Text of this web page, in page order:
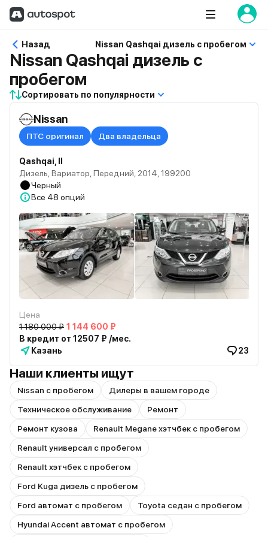
Назад Nissan Qashqai дизель с пробегом
Nissan Qashqai дизель с
пробегом
Сортировать по популярности
Nissan
ПТС оригинал Два владельца
Qashqai, II
Дизель, Вариатор, Передний, 2014, 199200
Черный
Все 48 опций
Цена
1 180 000 ₽ 1 144 600 ₽
В кредит от 12507 ₽ /мес.
Казань
23
Наши клиенты ищут
Nissan с пробегом
Дилеры в вашем городе
Техническое обслуживание
Ремонт
Ремонт кузова
Renault Megane хэтчбек с пробегом
Renault универсал с пробегом
Renault хэтчбек с пробегом
Ford Kuga дизель с пробегом
Ford автомат с пробегом
Toyota седан с пробегом
Hyundai Accent автомат с пробегом